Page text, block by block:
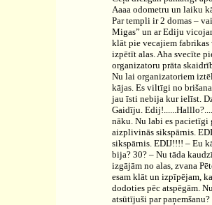
Aaaa odometru un laiku
Par templi ir 2 domas –
Migas” un ar Ediju
klāt pie vecajiem fabrikas
izpētīt alas. Aha svecīte
organizatoru prāta
Nu lai organizatoriem
kājas. Es viltīgi no
jau īsti nebija kur ielīst.
Gaidīju.
nāku. Nu labi es pacietīgi
aizplivinās sikspārnis.
sikspārnis. EDIJ!!!! – Eu
bija? 30? – Nu tāda
izgājām no alas, zvana
esam klāt un izpīpējam,
dodoties pēc atspēgām.
atsūtījuši par paņemšanu?